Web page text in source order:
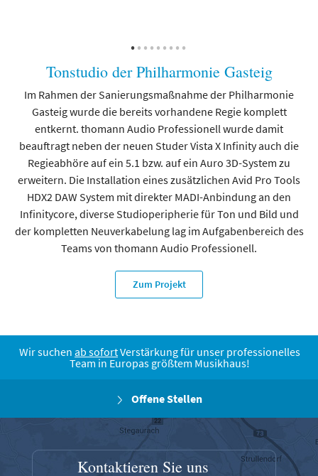
Tonstudio der Philharmonie Gasteig
Im Rahmen der Sanierungsmaßnahme der Philharmonie
Gasteig wurde die bereits vorhandene Regie komplett
entkernt. thomann Audio Professionell wurde damit
beauftragt neben der neuen Studer Vista X Infinity auch die
Regieabhöre auf ein 5.1 bzw. auf ein Auro 3D-System zu
erweitern. Die Installation eines zusätzlichen Avid Pro Tools
HDX2 DAW System mit direkter MADI-Anbindung an den
Infinitycore, diverse Studioperipherie für Ton und Bild und
der kompletten Neuverkabelung lag im Aufgabenbereich des
Teams von thomann Audio Professionell.
Zum Projekt
Wir suchen ab sofortVerstärkung für unser professionelles
Team in Europas größtem Musikhaus!
Offene Stellen
Kontaktieren Sie uns